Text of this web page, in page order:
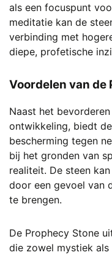
als een focuspunt
meditatie kan de
verbinding met
diepe, profetische
Voordelen van de
Naast het
ontwikkeling, biedt
bescherming tegen
bij het gronden van
realiteit. De steen
door een gevoel van
te brengen.
De Prophecy Stone
die zowel mystiek